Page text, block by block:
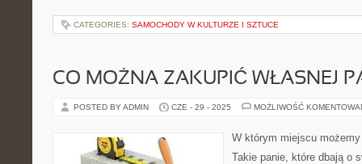
CATEGORIES: SAMOCHODY W KULTURZE I SZTUCE
CO MOŻNA ZAKUPIĆ WŁASNEJ
POSTED BY ADMIN CZE - 29 - 2025 MOŻLIWOŚĆ
W którym miejscu
Takie panie, które dbają o